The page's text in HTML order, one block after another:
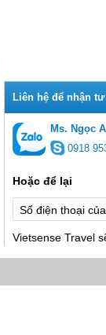
Ms. Ngọc
0918